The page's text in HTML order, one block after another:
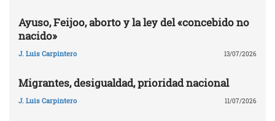
Ayuso, Feijoo, aborto y la ley del «concebido no
nacido»
J. Luis Carpintero 13/07/2026
Migrantes, desigualdad, prioridad nacional
J. Luis Carpintero 11/07/2026